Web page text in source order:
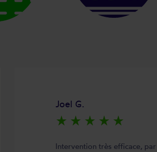
Joel G.
star_rate star_rate star_rate star_rate star_rate
Intervention très efficace, par